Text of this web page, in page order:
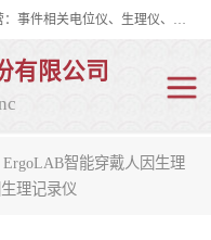
眼动仪多少钱?北京津发科技股份有限公司主营：事件相关电位仪、生理仪、肌电仪、脑电仪、皮电仪、眼动仪；是国家级高新技术企业、科技部认定的科技型中小企业和中关村高新技术企业，具备保密资格，具备自主进出口经营权；自主研发技术、产品与服务荣获多项省部级科学技术奖励、国家发明专利、国家软件著作权和省部级新技术新产品（服务）认证。
有限公司
ErgoLAB智能穿戴人因生理
理记录仪
电仪